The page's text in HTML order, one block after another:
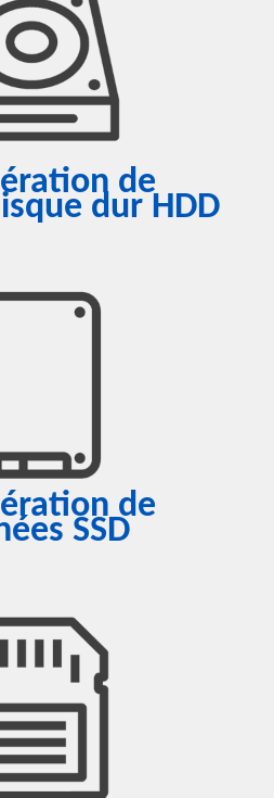
de
dur HDD
de
SSD